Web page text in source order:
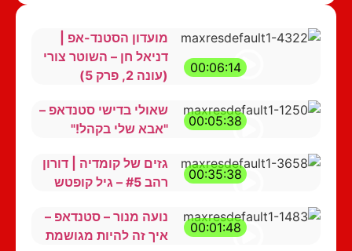
00:06:14
מועדון הסטנד-אפ |
דניאל חן – השוטר צורי
(עונה 2, פרק 5)
00:05:38
שאולי בדישי סטנדאפ –
"אבא שלי בקהל!"
00:35:38
גזים של קומדיה | דורון
רהב #5 – גיל קופטש
00:01:48
נועה מנור – סטנדאפ –
איך זה להיות מגושמת